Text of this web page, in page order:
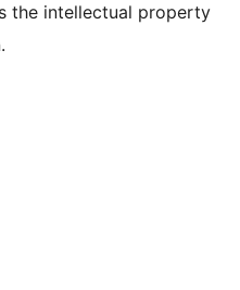
the intellectual property